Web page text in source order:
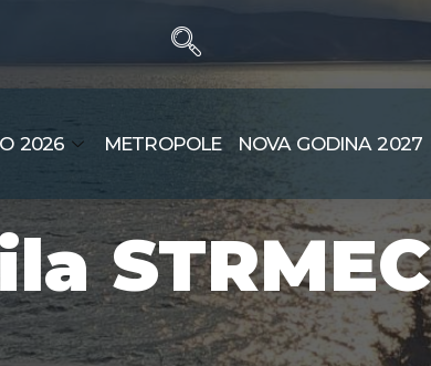
2026 METROPOLE NOVA GODINA 2027
STRMEC